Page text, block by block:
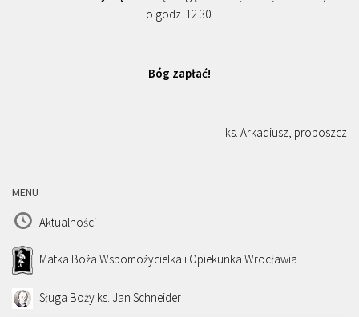
o godz. 12.30.
Bóg zapłać!
ks. Arkadiusz, proboszcz
MENU
Aktualności
Matka Boża Wspomożycielka i Opiekunka Wrocławia
Sługa Boży ks. Jan Schneider